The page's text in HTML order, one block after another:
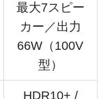
最大7スピー
カー／出力
66W（100V
型）
HDR10+ /